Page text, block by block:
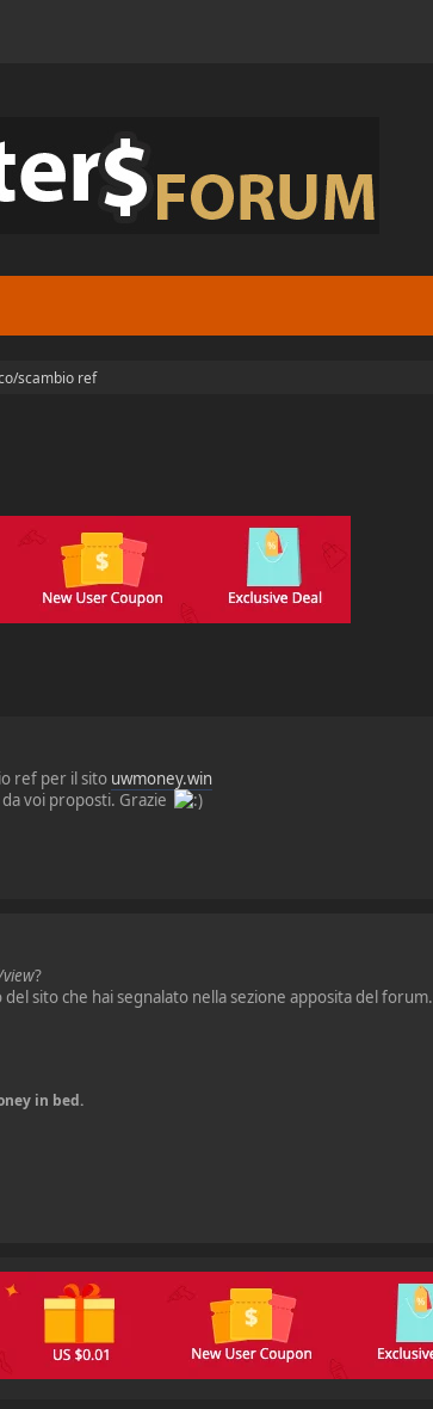
scambio ref
ref per il sito uwmoney.win
voi proposti. Grazie
?
sito che hai segnalato nella sezione apposita del forum.
in bed.